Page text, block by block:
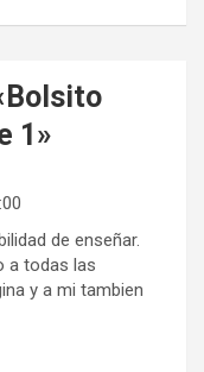
Bolsito
1»
de enseñar.
a todas las
y a mi tambien